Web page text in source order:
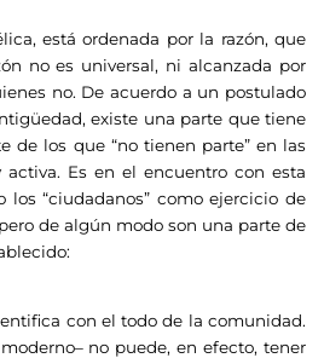
está ordenada por la razón, que
no es universal, ni alcanzada por
no. De acuerdo a un postulado
existe una parte que tiene
de los que “no tienen parte” en las
Es en el encuentro con esta
“ciudadanos” como ejercicio de
de algún modo son una parte de
con el todo de la comunidad.
no puede, en efecto, tener